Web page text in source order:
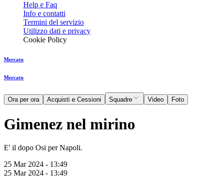
Help e Faq
Info e contatti
Termini del servizio
Utilizzo dati e privacy
Cookie Policy
Mercato
Mercato
Ora per ora Acquisti e Cessioni Squadre Video Foto
Gimenez nel mirino
E' il dopo Osi per Napoli.
25 Mar 2024 - 13:49
25 Mar 2024 - 13:49